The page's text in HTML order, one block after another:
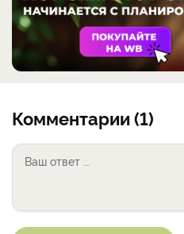
Комментарии (1)